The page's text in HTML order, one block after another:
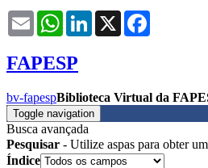
Email WhatsAppLinkedIn
X
FAPESP
bv-fapespBiblioteca Virtual da
Toggle navigation
Busca avançada
Pesquisar - Utilize aspas para obter
Índice